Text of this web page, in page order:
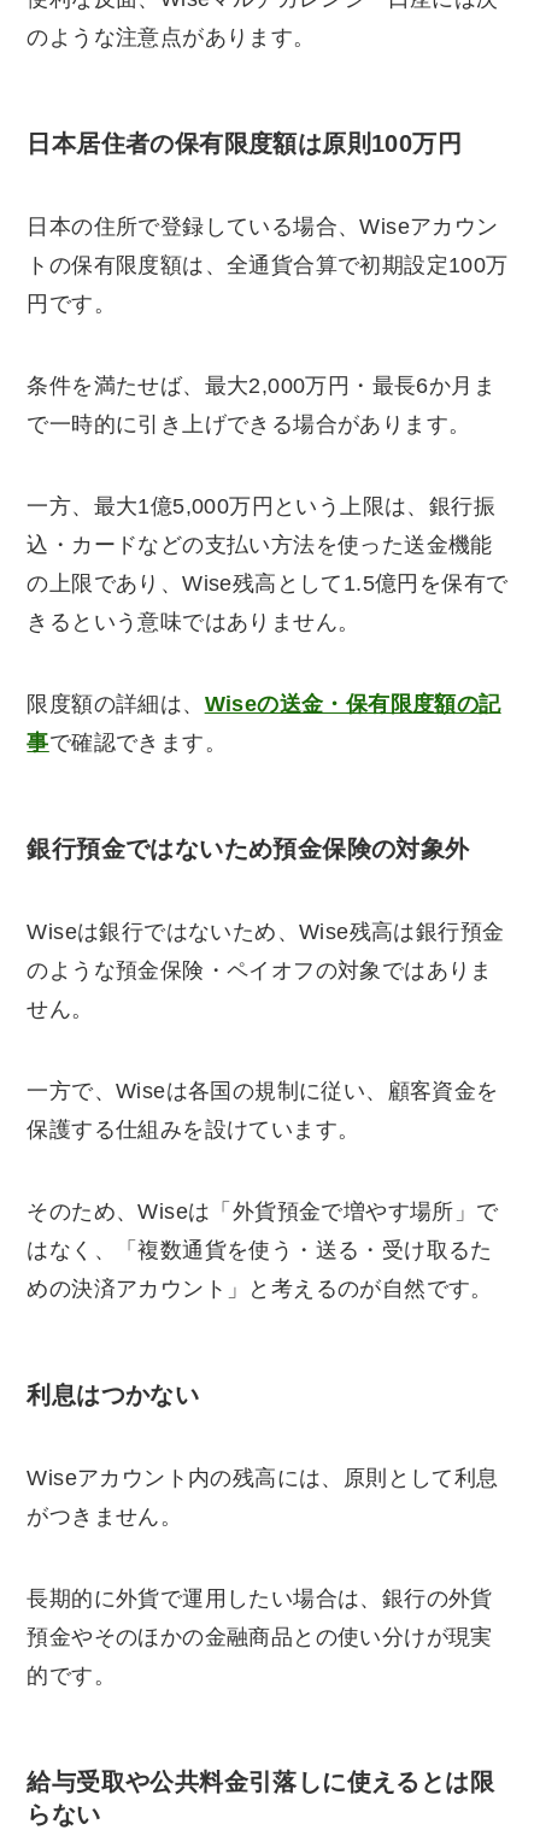
のような注意点があります。
日本居住者の保有限度額は原則100万円
日本の住所で登録している場合、Wiseアカウン
トの保有限度額は、全通貨合算で初期設定100万
円です。
条件を満たせば、最大2,000万円・最長6か月ま
で一時的に引き上げできる場合があります。
一方、最大1億5,000万円という上限は、銀行振
込・カードなどの支払い方法を使った送金機能
の上限であり、Wise残高として1.5億円を保有で
きるという意味ではありません。
限度額の詳細は、 Wiseの送金・保有限度額の記
事で確認できます。
銀行預金ではないため預金保険の対象外
Wiseは銀行ではないため、Wise残高は銀行預金
のような預金保険・ペイオフの対象ではありま
せん。
一方で、Wiseは各国の規制に従い、顧客資金を
保護する仕組みを設けています。
そのため、Wiseは「外貨預金で増やす場所」で
はなく、「複数通貨を使う・送る・受け取るた
めの決済アカウント」と考えるのが自然です。
利息はつかない
Wiseアカウント内の残高には、原則として利息
がつきません。
長期的に外貨で運用したい場合は、銀行の外貨
預金やそのほかの金融商品との使い分けが現実
的です。
給与受取や公共料金引落しに使えるとは限
らない